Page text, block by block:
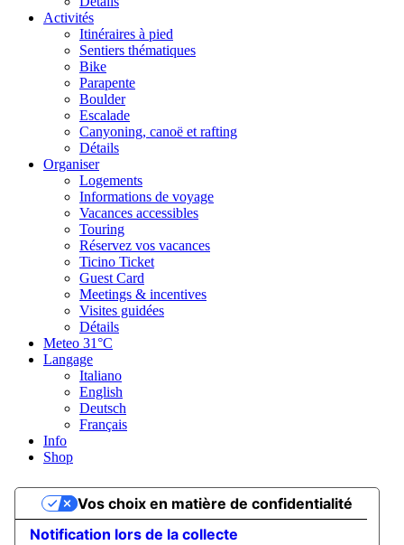
Activités
Itinéraires à pied
Sentiers thématiques
Bike
Parapente
Boulder
Escalade
Canyoning, canoë et rafting
Détails
Organiser
Logements
Informations de voyage
Vacances accessibles
Touring
Réservez vos vacances
Ticino Ticket
Guest Card
Meetings & incentives
Visites guidées
Détails
Meteo 31°C
Langage
Italiano
English
Deutsch
Français
Info
Shop
Notification lors de la collecte
Vos choix en matière de confidentialité